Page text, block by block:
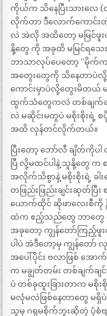
ကိုယ်က သိနေပြီးသားလ
လိုက်တာ ဒီလောက်ကောင်းတဲ့
လဲ အဲလို အထိတော့ မမြင်ဖူးပ
နို့တွေ ကို အခုထိ မမြင်ရသေ
ဘာသာလုပ်ပေတော့ ”မိုက်က
အတွေးတွေကို သိနေတာပဲလို့ တ
ကောင်းမှာပဲလို့တွေးမိတယ် မစို
ထွက်သံတွေကလဲ တစ်ချက်ချင်
လဲ မဆိုင်းမတွပဲ မစိုးစိုးရဲ့ စ
အထိ လှန်တင်လိုက်တယ်။
ပြီးတော့ ဘော်လီ ချိတ်ကို
ပြီ လို့မထင်ပါနဲ့ သူနို့တွေ က
အလိုက်သိစွာနဲ့ မစိုးစိုးရဲ့ ခါ
တဖြည်းဖြည်းချင်းဆုတ်ပြီ
ယောက်ထိုင် ဆိုဖာလေးစီကို
ထဲက ဧည့်သည်တွေ ဘာတွေ လ
အခုတော့ ကျွန်တော်ကြည့်
ပါပဲ အဲဒီတော့မှ ကျွန်တော်
အပေါ်ပိုင်း ဗလာဖြစ် အ
က မချွတ်တမ်း တစ်ချက်ခ
ပဲ တစ်ခုထူးခြားတာက မစို
မလုံမလဲဖြစ်နေတာတွေ မ
သူမှ ဂရုမစိုက်ဘူးဆိုတဲ့ ပုံစံဗျာ